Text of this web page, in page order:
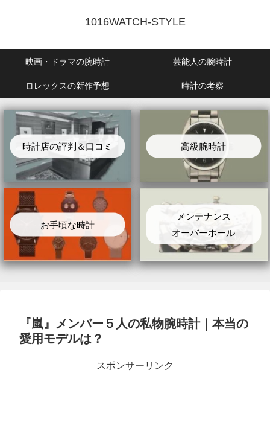
1016WATCH-STYLE
映画・ドラマの腕時計 芸能人の腕時計
ロレックスの新作予想 時計の考察
時計店の評判＆口コミ 高級腕時計
お手頃な時計
メンテナンス
オーバーホール
『嵐』メンバー５人の私物腕時計｜本当の
愛用モデルは？
スポンサーリンク